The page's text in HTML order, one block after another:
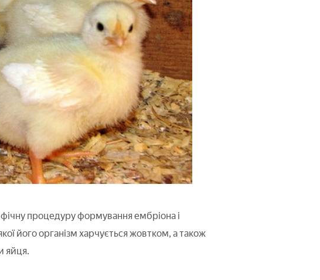
процедуру формування ембріона і
його організм харчується жовтком, а також
яйця.